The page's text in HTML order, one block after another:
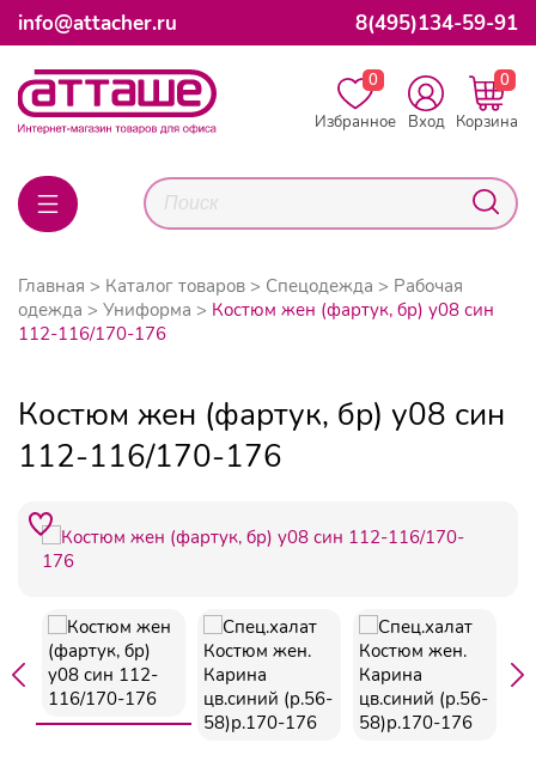
info@attacher.ru 8(495)134-59-91
0
Избранное
Вход
0
Корзина
Главная Каталог товаров Спецодежда
Рабочая
одежда
Униформа
Костюм жен (фартук, бр) у08 син
112-116/170-176
Костюм жен (фартук, бр) у08 син
112-116/170-176